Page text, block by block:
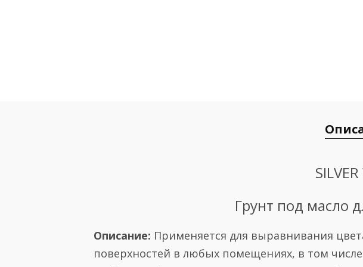
Грунт под масло
Описание: Применяется для выравнивания
поверхностей в любых помещениях, в том